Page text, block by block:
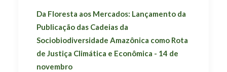
Da Floresta aos Mercados: Lançamento da
Publicação das Cadeias da
Sociobiodiversidade Amazônica como Rota
de Justiça Climática e Econômica - 14 de
novembro